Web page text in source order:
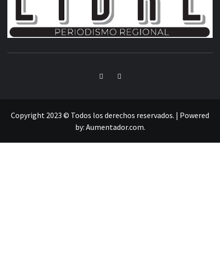
Copyright 2023 © Todos los derechos reservados. | Powered
by: Aumentador.com.